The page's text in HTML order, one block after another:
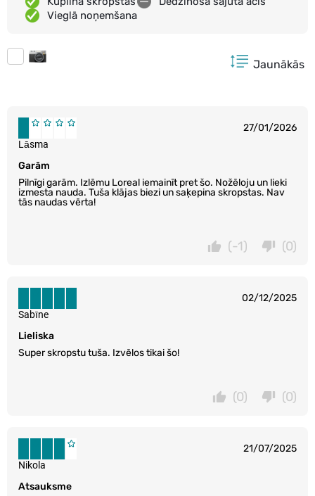
Vieglā noņemšana
Jaunākās
27/01/2026
Garām
Pilnīgi garām. Izlēmu Loreal iemainīt pret šo. Nožēloju un lieki
izmesta nauda. Tuša klājas biezi un saķepina skropstas. Nav
tās naudas vērta!
Lāsma
(0)
(-1)
02/12/2025
Lieliska
Super skropstu tuša. Izvēlos tikai šo!
Sabīne
(0)
(0)
21/07/2025
Atsauksme
Nikola